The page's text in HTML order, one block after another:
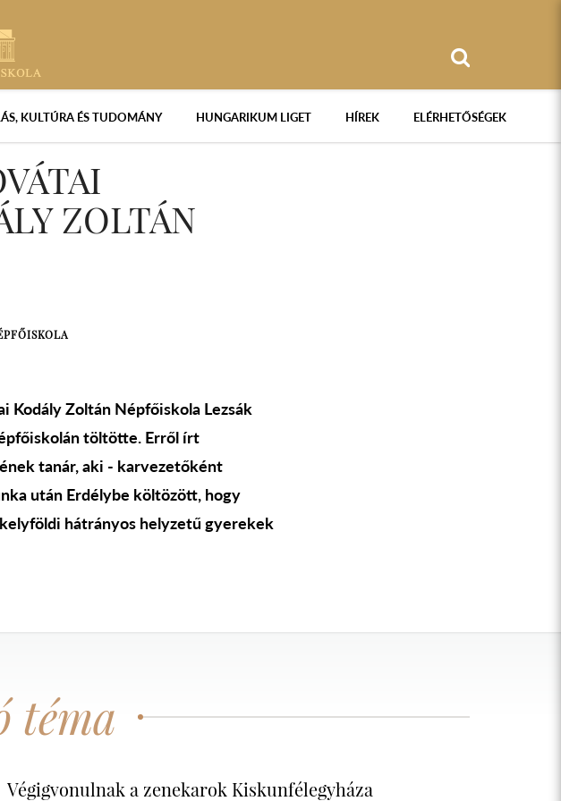
KULTÚRA ÉS TUDOMÁNY HUNGARIKUM LIGET HÍREK ELÉRHETŐSÉGEK
ZOLTÁN
Kodály Zoltán Népfőiskola Lezsák
töltötte. Erről írt
tanár, aki - karvezetőként
után Erdélybe költözött, hogy
hátrányos helyzetű gyerekek
téma
Végigvonulnak a zenekarok Kiskunfélegyháza